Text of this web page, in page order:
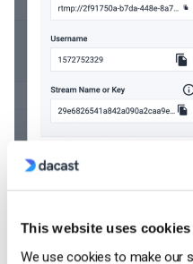
This website uses cookies
We use cookies to make our